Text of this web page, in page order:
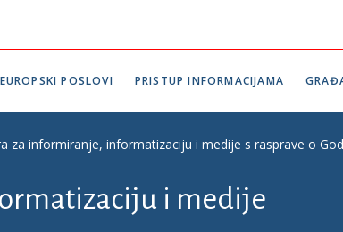
EUROPSKI POSLOVI PRISTUP INFORMACIJAMA
za informiranje, informatizaciju i medije s rasprave o
i medije